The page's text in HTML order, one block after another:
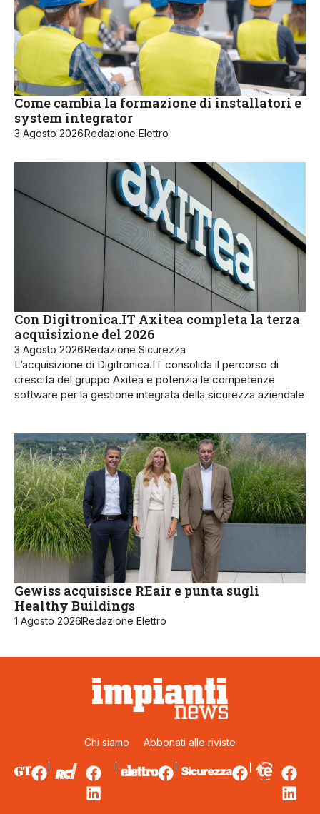
Come cambia la formazione di installatori e
system integrator
3 Agosto 2026Redazione Elettro
Con Digitronica.IT Axitea completa la terza
acquisizione del 2026
3 Agosto 2026Redazione Sicurezza
L’acquisizione di Digitronica.IT consolida il percorso di
crescita del gruppo Axitea e potenzia le competenze
software per la gestione integrata della sicurezza aziendale
Gewiss acquisisce REair e punta sugli
Healthy Buildings
1 Agosto 2026Redazione Elettro
Chi siamo Abbonati alle riviste